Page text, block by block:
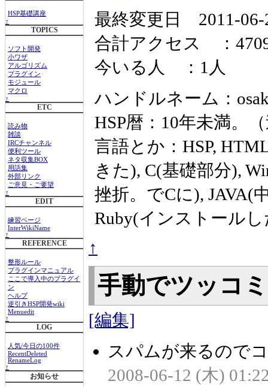
HSP基礎講座
↑
TOPICS
ソフト開発
小ワザ
アルゴリズム
プラグイン
モジュール
マクロ
↑
ETC
読み物
雑談
IRCチャンネル
便利ツール
ネタ収集BOX
用語集
外部リンク
ご意見・ご要望
↑
EDIT
練習ページ
InterWikiName
↑
REFERENCE
整形ルール
プラグインマニュアル
ここで導入中のプラグイ
ン
ヘルプ
逆引きHSP開発wiki
Menuedit
↑
LOG
人気/今日の100件
RecentDeleted
RenameLog
↑
お知らせ
最終変更日 2011-06-
合計アクセス ：
今いる人 ：1人
ハンドルネーム：
HSP暦：10年未満。
言語とか：HSP,
きた), C(基礎部分),
挫折。でCに), JAVA(
Ruby(インストール
↑
手動でツッコ
[編集]
スパムが来るので
2008-06-12 (木)